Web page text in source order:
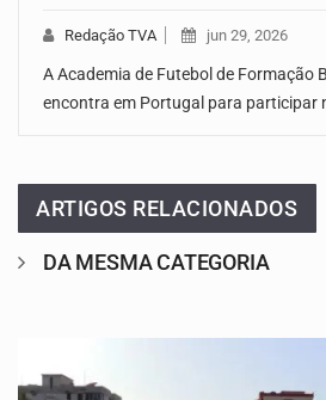
Redação TVA jun 29, 2026
A Academia de Futebol de Formação
encontra em Portugal para participar
ARTIGOS RELACIONADOS
DA MESMA CATEGORIA